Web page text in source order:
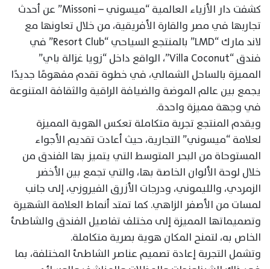
كشفت دار الأزياء العالمية “ميسوني – Missoni” عن أحدث
تجاربها في مصر والقارة الأفريقية، من خلال تعاونها مع
لاند مارك “LMD” بالمنتجع السياحي “Resort Club” في
فندق “Villa Coconut”، الواقع داخل “زويا غزالة باي”
المميزة بالساحل الشمالي، في خطوة تقدم مفهومًا جديدًا
يجمع بين عالم الموضة والضيافة الراقية والثقافة المتنوعة
في وجهة مميزة واحدة.
ويقدم المنتجع تجربة متكاملة تعكس الهوية المميزة
لعلامة “ميسوني” التجارية، حيث أعادت تقديم الأجواء
المستوحاة من البحر المتوسط التي يتميز بها الفندق من
خلال لوحة الألوان الخاصة بها، والتي تجمع بين الأخضر
الزمردي، والليموني، ودرجات الأزرق الفيروزي، إلى جانب
لمسات من الأصفر الزاهي. كما تمتد أنماط العلامة الشهيرة
وتصميماتها المميزة إلى مختلف تفاصيل الفندق والشاطئ
الخاص به، لتمنح المكان هوية بصرية متكاملة.
وتشمل التجربة إعادة تصميم عناصر الشاطئ المختلفة، بما